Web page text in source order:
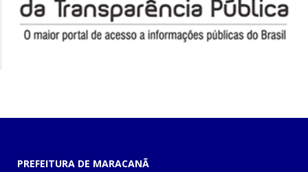
PREFEITURA DE MARACANÃ